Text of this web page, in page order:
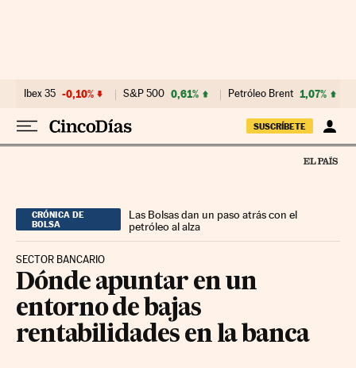
Ibex 35 -0,10% S&P 500 0,61% Petróleo Brent 1,07%
SUSCRÍBETE
CRÓNICA DE
BOLSA
Las Bolsas dan un paso atrás con el
petróleo al alza
SECTOR BANCARIO
Dónde apuntar en un
entorno de bajas
rentabilidades en la banca